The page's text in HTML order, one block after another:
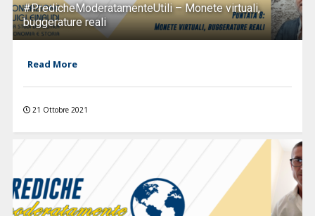
#PredicheModeratamenteUtili – Monete virtuali,
buggerature reali
Read More
21 Ottobre 2021